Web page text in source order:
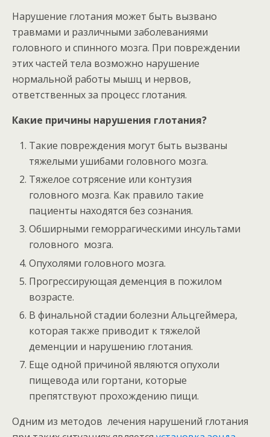
Нарушение глотания может быть вызвано
травмами и различными заболеваниями
головного и спинного мозга. При повреждении
этих частей тела возможно нарушение
нормальной работы мышц и нервов,
ответственных за процесс глотания.
Какие причины нарушения глотания?
Такие повреждения могут быть вызваны
тяжелыми ушибами головного мозга.
Тяжелое сотрясение или контузия
головного мозга. Как правило такие
пациенты находятся без сознания.
Обширными геморрагическими инсультами
головного мозга.
Опухолями головного мозга.
Прогрессирующая деменция в пожилом
возрасте.
В финальной стадии болезни Альцгеймера,
которая также приводит к тяжелой
деменции и нарушению глотания.
Еще одной причиной являются опухоли
пищевода или гортани, которые
препятствуют прохождению пищи.
Одним из методов лечения нарушений глотания